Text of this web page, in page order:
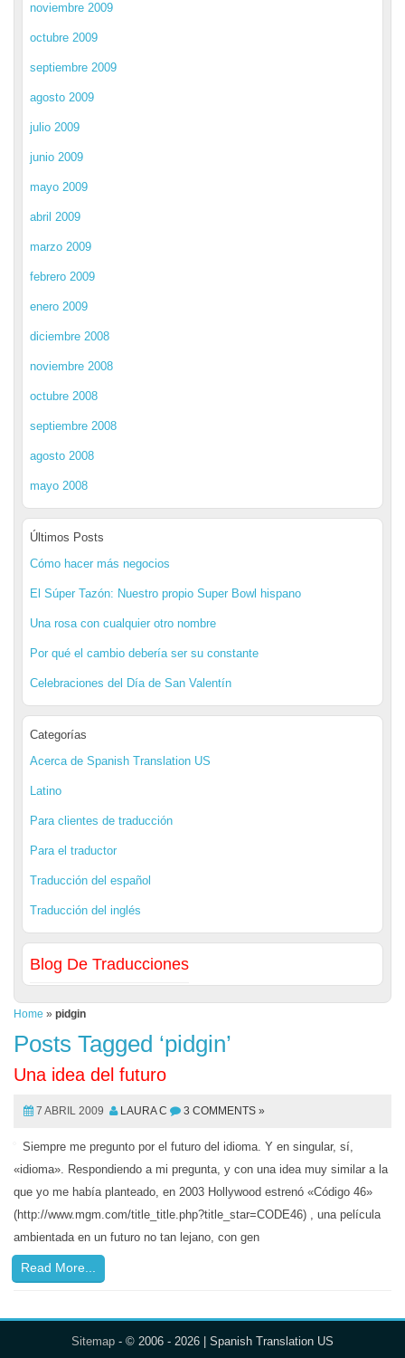
noviembre 2009
octubre 2009
septiembre 2009
agosto 2009
julio 2009
junio 2009
mayo 2009
abril 2009
marzo 2009
febrero 2009
enero 2009
diciembre 2008
noviembre 2008
octubre 2008
septiembre 2008
agosto 2008
mayo 2008
Últimos Posts
Cómo hacer más negocios
El Súper Tazón: Nuestro propio Super Bowl hispano
Una rosa con cualquier otro nombre
Por qué el cambio debería ser su constante
Celebraciones del Día de San Valentín
Categorías
Acerca de Spanish Translation US
Latino
Para clientes de traducción
Para el traductor
Traducción del español
Traducción del inglés
Blog De Traducciones
Home » pidgin
Posts Tagged ‘pidgin’
Una idea del futuro
7 ABRIL 2009 LAURA C 3 COMMENTS »
Siempre me pregunto por el futuro del idioma. Y en singular, sí,
«idioma». Respondiendo a mi pregunta, y con una idea muy similar a la
que yo me había planteado, en 2003 Hollywood estrenó «Código 46»
(http://www.mgm.com/title_title.php?title_star=CODE46) , una película
ambientada en un futuro no tan lejano, con gen
Read More...
Sitemap - © 2006 - 2026 | Spanish Translation US